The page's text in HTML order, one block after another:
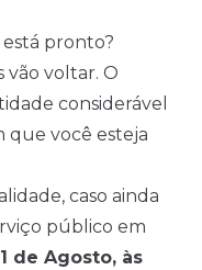
pronto?
vão voltar. O
considerável
que você esteja
caso ainda
público em
de Agosto, às